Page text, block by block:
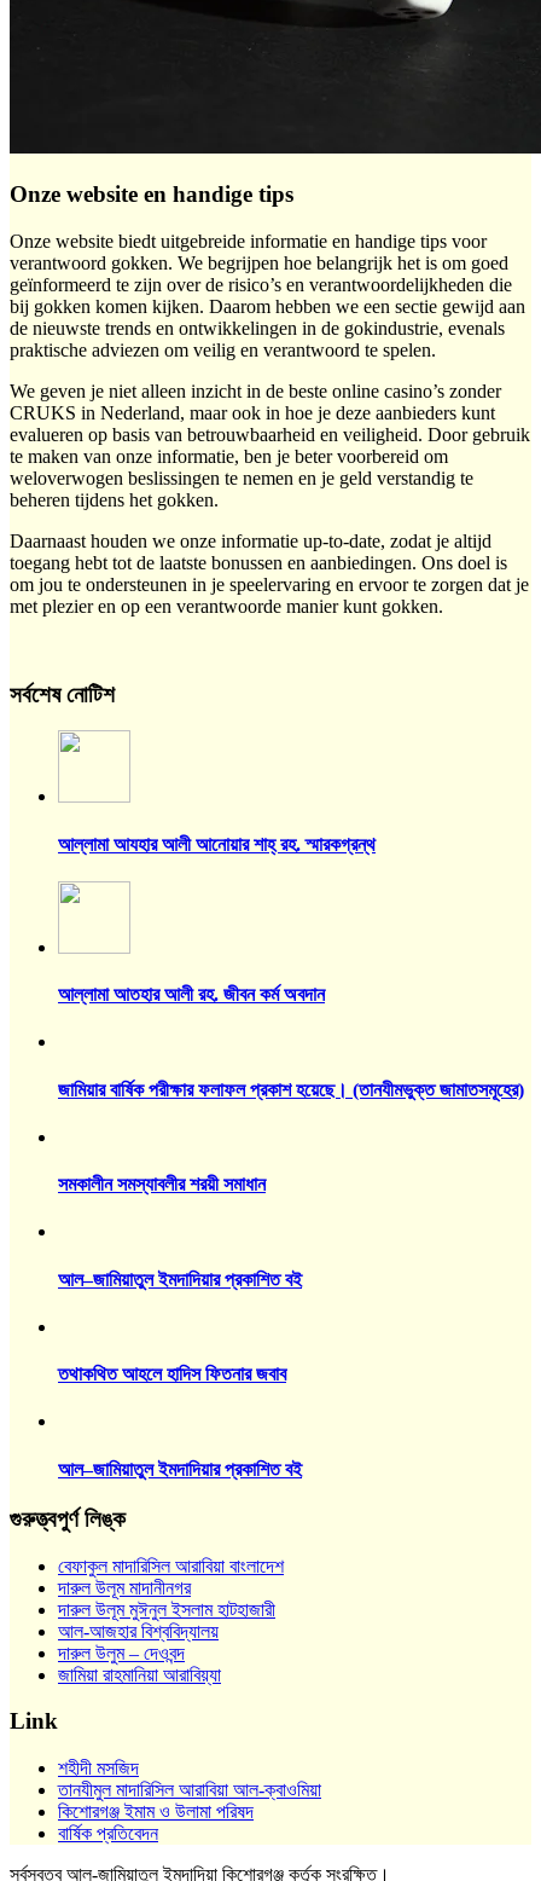
Onze website en handige tips
Onze website biedt uitgebreide informatie en handige tips voor
verantwoord gokken. We begrijpen hoe belangrijk het is om goed
geïnformeerd te zijn over de risico’s en verantwoordelijkheden die
bij gokken komen kijken. Daarom hebben we een sectie gewijd aan
de nieuwste trends en ontwikkelingen in de gokindustrie, evenals
praktische adviezen om veilig en verantwoord te spelen.
We geven je niet alleen inzicht in de beste online casino’s zonder
CRUKS in Nederland, maar ook in hoe je deze aanbieders kunt
evalueren op basis van betrouwbaarheid en veiligheid. Door gebruik
te maken van onze informatie, ben je beter voorbereid om
weloverwogen beslissingen te nemen en je geld verstandig te
beheren tijdens het gokken.
Daarnaast houden we onze informatie up-to-date, zodat je altijd
toegang hebt tot de laatste bonussen en aanbiedingen. Ons doel is
om jou te ondersteunen in je speelervaring en ervoor te zorgen dat je
met plezier en op een verantwoorde manier kunt gokken.
সর্বশেষ নোটিশ
আল্লামা আযহার আলী আনোয়ার শাহ্‌ রহ. স্মারকগ্রন্থ
আল্লামা আতহার আলী রহ. জীবন কর্ম অবদান
জামিয়ার বার্ষিক পরীক্ষার ফলাফল প্রকাশ হয়েছে। (তানযীমভুক্ত জামাতসমূহের)
সমকালীন সমস্যাবলীর শরয়ী সমাধান
আল–জামিয়াতুল ইমদাদিয়ার প্রকাশিত বই
তথাকথিত আহলে হাদিস ফিতনার জবাব
আল–জামিয়াতুল ইমদাদিয়ার প্রকাশিত বই
গুরুত্ত্বপুর্ণ লিঙ্ক
বেফাকুল মাদারিসিল আরাবিয়া বাংলাদেশ
দারুল উলূম মাদানীনগর
দারুল উলূম মুঈনুল ইসলাম হাটহাজারী
আল-আজহার বিশ্ববিদ্যালয়
দারুল উলুম – দেওবন্দ
জামিয়া রাহমানিয়া আরাবিয়্যা
Link
শহীদী মসজিদ
তানযীমুল মাদারিসিল আরাবিয়া আল-ক্বাওমিয়া
কিশোরগঞ্জ ইমাম ও উলামা পরিষদ
বার্ষিক প্রতিবেদন
সর্বস্বত্ব আল-জামিয়াতুল ইমদাদিয়া কিশোরগঞ্জ কর্তৃক সংরক্ষিত।